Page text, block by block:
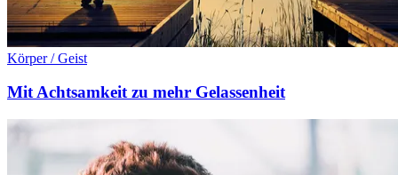
Körper / Geist
Mit Achtsamkeit zu mehr Gelassenheit